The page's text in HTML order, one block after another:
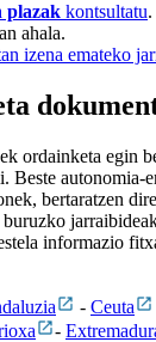
plazak kontsultatu
ahala.
izena emateko
ordainketa egin
Beste autonomia-
bertaratzen
informazio
- Ceuta
-